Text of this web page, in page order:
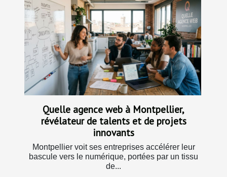
Quelle agence web à Montpellier,
révélateur de talents et de projets
innovants
Montpellier voit ses entreprises accélérer leur
bascule vers le numérique, portées par un tissu
de...